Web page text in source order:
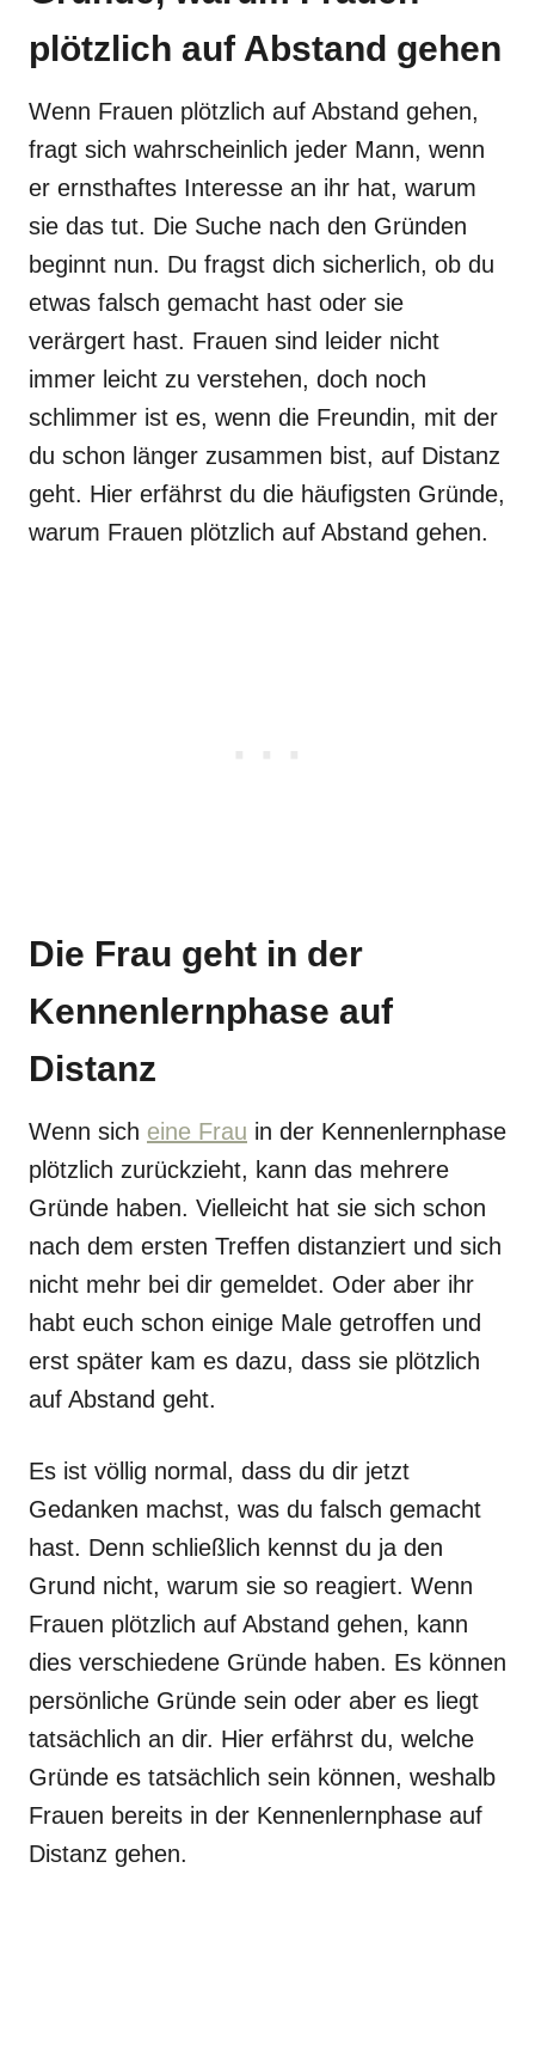
plötzlich auf Abstand gehen
Wenn Frauen plötzlich auf Abstand gehen,
fragt sich wahrscheinlich jeder Mann, wenn
er ernsthaftes Interesse an ihr hat, warum
sie das tut. Die Suche nach den Gründen
beginnt nun. Du fragst dich sicherlich, ob du
etwas falsch gemacht hast oder sie
verärgert hast. Frauen sind leider nicht
immer leicht zu verstehen, doch noch
schlimmer ist es, wenn die Freundin, mit der
du schon länger zusammen bist, auf Distanz
geht. Hier erfährst du die häufigsten Gründe,
warum Frauen plötzlich auf Abstand gehen.
Die Frau geht in der
Kennenlernphase auf
Distanz
Wenn sich eine Frau in der Kennenlernphase
plötzlich zurückzieht, kann das mehrere
Gründe haben. Vielleicht hat sie sich schon
nach dem ersten Treffen distanziert und sich
nicht mehr bei dir gemeldet. Oder aber ihr
habt euch schon einige Male getroffen und
erst später kam es dazu, dass sie plötzlich
auf Abstand geht.
Es ist völlig normal, dass du dir jetzt
Gedanken machst, was du falsch gemacht
hast. Denn schließlich kennst du ja den
Grund nicht, warum sie so reagiert. Wenn
Frauen plötzlich auf Abstand gehen, kann
dies verschiedene Gründe haben. Es können
persönliche Gründe sein oder aber es liegt
tatsächlich an dir. Hier erfährst du, welche
Gründe es tatsächlich sein können, weshalb
Frauen bereits in der Kennenlernphase auf
Distanz gehen.